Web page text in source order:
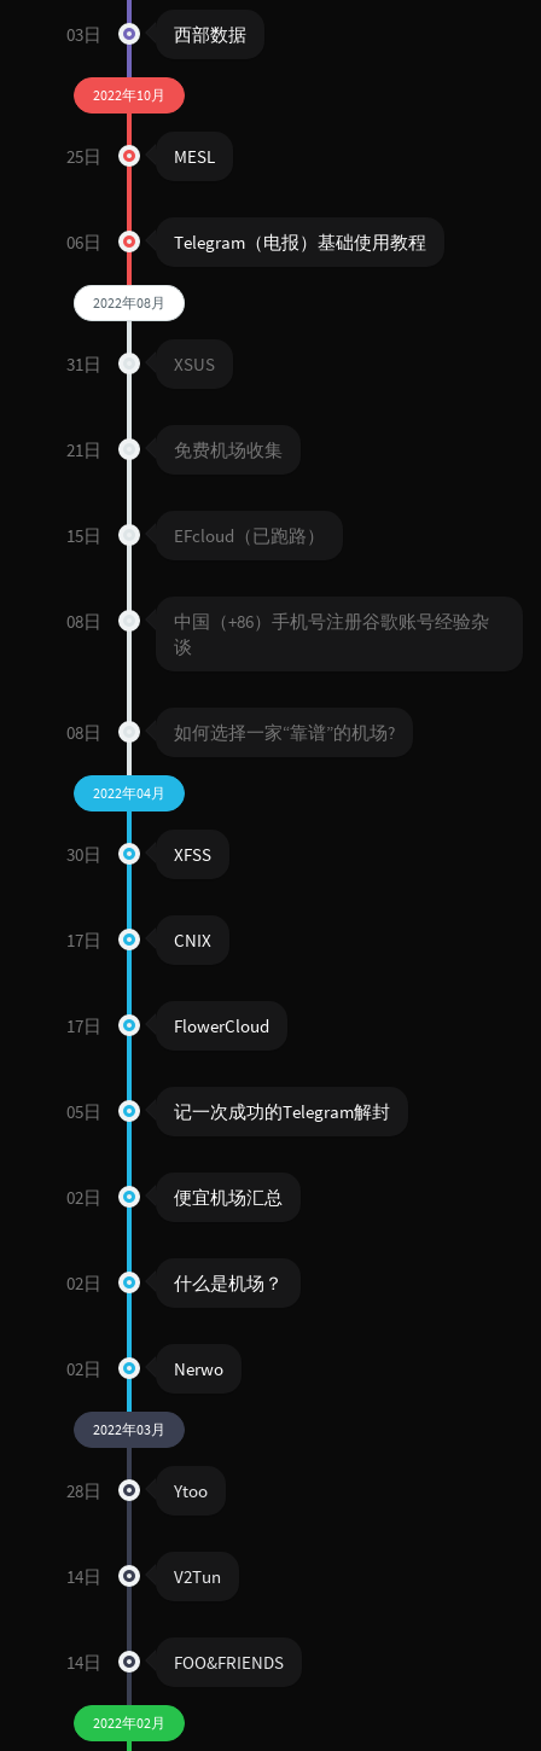
03日 西部数据
2022年10月
25日 MESL
06日 Telegram（电报）基础使用教程
2022年08月
31日 XSUS
21日 免费机场收集
15日 EFcloud（已跑路）
08日
中国（+86）手机号注册谷歌账号经验杂
谈
08日 如何选择一家“靠谱”的机场?
2022年04月
30日 XFSS
17日 CNIX
17日 FlowerCloud
05日 记一次成功的Telegram解封
02日 便宜机场汇总
02日 什么是机场？
02日 Nerwo
2022年03月
28日 Ytoo
14日 V2Tun
14日 FOO&FRIENDS
2022年02月